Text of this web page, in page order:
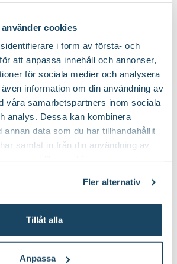
cookies
i form av första- och
att anpassa innehåll och annonser,
för sociala medier och analysera
information om din användning av
våra samarbetspartners inom sociala
analys. Dessa kan kombinera
annan data som du har tillhandahållit
samlat in från din användning av
Fler alternativ
Tillåt alla
Anpassa